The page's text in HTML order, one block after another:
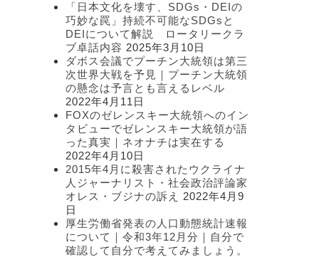
「日本文化を壊す、SDGs・DEIの
巧妙な罠」持続不可能なSDGsと
DEIについて解説 ロータリークラ
ブ卓話内容 2025年3月10日
ダボス会議でプーチン大統領は第三
次世界大戦を予見｜プーチン大統領
の懸念は予言とも言えるレベル
2022年4月11日
FOXのゼレンスキー大統領へのイン
タビューでゼレンスキー大統領が語
った真実｜ネオナチは実在する
2022年4月10日
2015年4月に殺害されたウクライナ
人ジャーナリスト・社会政治評論家
オレス・ブジナの訴え
2022年4月9
日
厚生労働省発表の人口動態統計速報
について｜令和3年12月分｜自分で
確認して自分で考えてみましょう。